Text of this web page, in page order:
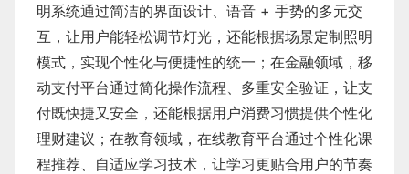
明系统通过简洁的界面设计、语音 + 手势的多元交
互，让用户能轻松调节灯光，还能根据场景定制照明
模式，实现个性化与便捷性的统一；在金融领域，移
动支付平台通过简化操作流程、多重安全验证，让支
付既快捷又安全，还能根据用户消费习惯提供个性化
理财建议；在教育领域，在线教育平台通过个性化课
程推荐、自适应学习技术，让学习更贴合用户的节奏